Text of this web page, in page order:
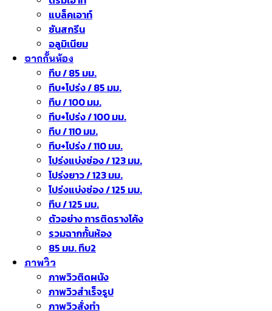
แบล็คเอาท์
ซันสกรีน
อลูมิเนียม
ฉากกั้นห้อง
ทึบ / 85 มม.
ทึบ+โปร่ง / 85 มม.
ทึบ / 100 มม.
ทึบ+โปร่ง / 100 มม.
ทึบ / 110 มม.
ทึบ+โปร่ง / 110 มม.
โปร่งแบ่งช่อง / 123 มม.
โปร่งยาว / 123 มม.
โปร่งแบ่งช่อง / 125 มม.
ทึบ / 125 มม.
ตัวอย่าง การติดรางโค้ง
รวมฉากกั้นห้อง
85 มม. ทึบ2
ภาพวิว
ภาพวิวติดผนัง
ภาพวิวสำเร็จรูป
ภาพวิวสั่งทำ